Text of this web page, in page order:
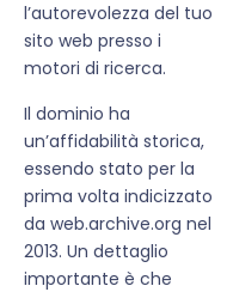
l’autorevolezza del tuo
sito web presso i
motori di ricerca.
Il dominio ha
un’affidabilità storica,
essendo stato per la
prima volta indicizzato
da web.archive.org nel
2013. Un dettaglio
importante è che